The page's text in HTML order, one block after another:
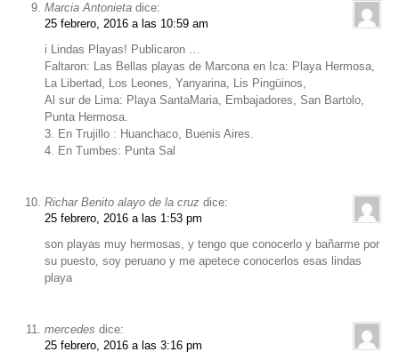
Marcia Antonieta dice:
25 febrero, 2016 a las 10:59 am
i Lindas Playas! Publicaron …
Faltaron: Las Bellas playas de Marcona en Ica: Playa Hermosa,
La Libertad, Los Leones, Yanyarina, Lis Pingüinos,
Al sur de Lima: Playa SantaMaria, Embajadores, San Bartolo,
Punta Hermosa.
3. En Trujillo : Huanchaco, Buenis Aires.
4. En Tumbes: Punta Sal
Richar Benito alayo de la cruz dice:
25 febrero, 2016 a las 1:53 pm
son playas muy hermosas, y tengo que conocerlo y bañarme por
su puesto, soy peruano y me apetece conocerlos esas lindas
playa
mercedes dice:
25 febrero, 2016 a las 3:16 pm